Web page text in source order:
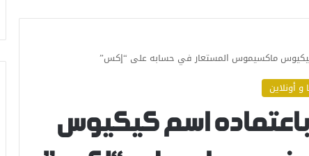
كيكيوس ماكسيموس المستعار في حسابه على “إكس”
و أونلاين
باعتماده اسم كيكيوس